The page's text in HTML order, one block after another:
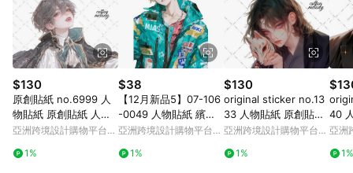
Pinkoi 購物商品資訊頁及購物車標示為準。 10. 點數紅包使用規
則請以點數紅包活動說明為準。 11. 若於 LINE 購物前往 Pinkoi
頁面後才首次下載 Pinkoi APP 並完成訂單，不符合導購資格；承
上，首次下載 Pinkoi APP 後，需透過 LINE 購物前往 Pinkoi 頁
面，方享導購資格。
$130
原創貼紙 no.6999 人
物貼紙 原創貼紙 人物
貼紙 女孩貼紙 原創人
亞洲跨境設計購物平台
1%
$38
【12月新品5】07-106
-0049 人物貼紙 繽紛
色彩
亞洲跨境設計購物平台
1%
$130
original sticker no.13
33 人物貼紙 原創貼紙
人像貼紙 女孩貼紙 原
亞洲跨境設計購物平台
1%
40
人物
亞洲
1%